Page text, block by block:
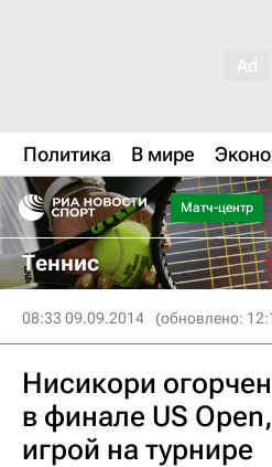
Политика В мире
Матч-центр
Теннис
08:33 09.09.2014 (обновлено:
Нисикори
в финале US
игрой на турнире